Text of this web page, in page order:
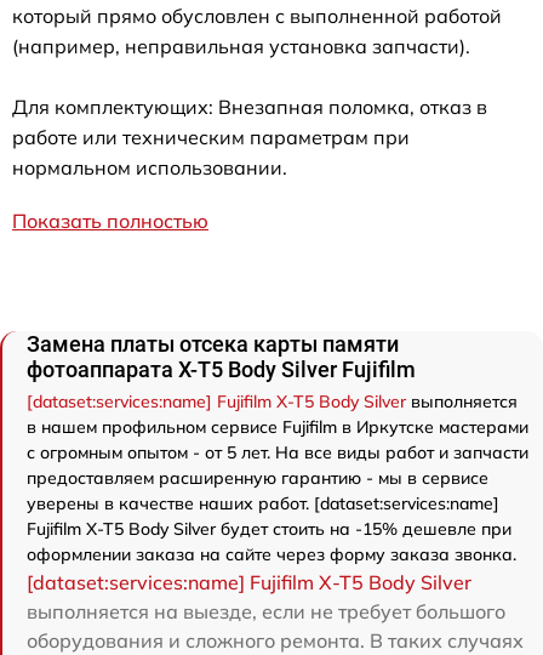
который прямо обусловлен с выполненной работой
(например, неправильная установка запчасти).
Для комплектующих: Внезапная поломка, отказ в
работе или техническим параметрам при
нормальном использовании.
Показать полностью
Замена платы отсека карты памяти
фотоаппарата X-T5 Body Silver Fujifilm
[dataset:services:name] Fujifilm X-T5 Body Silverвыполняется
в нашем профильном сервисе Fujifilm в Иркутске мастерами
с огромным опытом - от 5 лет. На все виды работ и запчасти
предоставляем расширенную гарантию - мы в сервисе
уверены в качестве наших работ. [dataset:services:name]
Fujifilm X-T5 Body Silver будет стоить на -15% дешевле при
оформлении заказа на сайте через форму заказа звонка.
[dataset:services:name] Fujifilm X-T5 Body Silver
выполняется на выезде, если не требует большого
оборудования и сложного ремонта. В таких случаях